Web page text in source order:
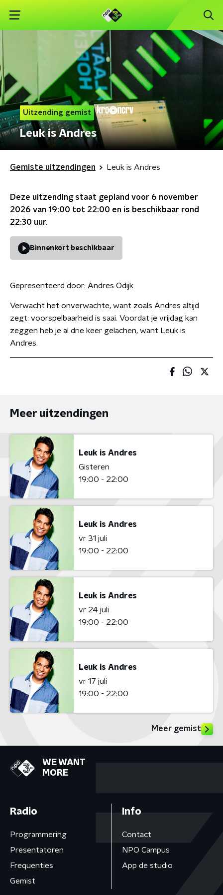
Uitzending gemist
Leuk is Andres
Gemiste uitzendingen Leuk is Andres
Deze uitzending staat gepland voor 6 november
2026 van 19:00 tot 22:00 en is beschikbaar rond
22:30 uur.
Binnenkort beschikbaar
Gepresenteerd door: Andres Odijk
Verwacht het onverwachte, want zoals Andres altijd
zegt: voorspelbaarheid is saai. Voordat je vrijdag kan
zeggen heb je al drie keer gelachen, want Leuk is
Andres.
Meer uitzendingen
Leuk is Andres
Gisteren
19:00 - 22:00
Leuk is Andres
vr 31 juli
19:00 - 22:00
Leuk is Andres
vr 24 juli
19:00 - 22:00
Leuk is Andres
vr 17 juli
19:00 - 22:00
Meer gemist
WE WANT
MORE
Radio
Programmering
Presentatoren
Frequenties
Gemist
Info
Contact
NPO Campus
App de studio